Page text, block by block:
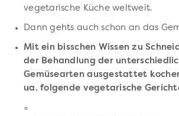
vegetarische Küche weltweit.
Dann gehts auch schon an das
Mit ein bisschen Wissen zu
der Behandlung der
Gemüsearten ausgestattet
ua. folgende vegetarische